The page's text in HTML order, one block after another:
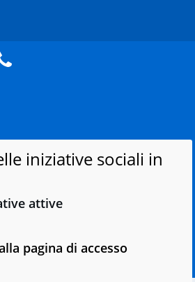
iniziative sociali in
attive
pagina di accesso